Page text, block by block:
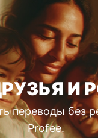
И
переводы без
Profee.